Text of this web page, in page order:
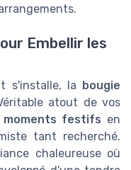
Embellir les
s'installe, la
bougie
atout de vos
moments festifs en
tant recherché.
chaleureuse où